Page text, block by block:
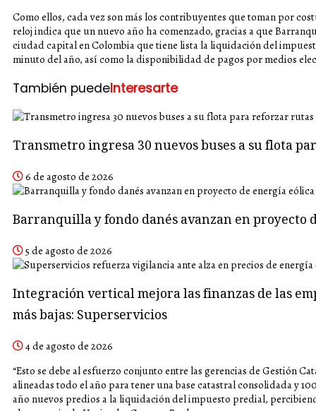
Como ellos, cada vez son más los contribuyentes que toman por
reloj indica que un nuevo año ha comenzado, gracias a que
ciudad capital en Colombia que tiene lista la liquidación del
minuto del año, así como la disponibilidad de pagos por medios
También puedeInteresarte
Transmetro ingresa 30 nuevos buses a su flota
6 de agosto de 2026
Barranquilla y fondo danés avanzan en proyecto
5 de agosto de 2026
Integración vertical mejora las finanzas de las
más bajas: Superservicios
4 de agosto de 2026
“Esto se debe al esfuerzo conjunto entre las gerencias de Gestión
alineadas todo el año para tener una base catastral consolidada y
año nuevos predios a la liquidación del impuesto predial,